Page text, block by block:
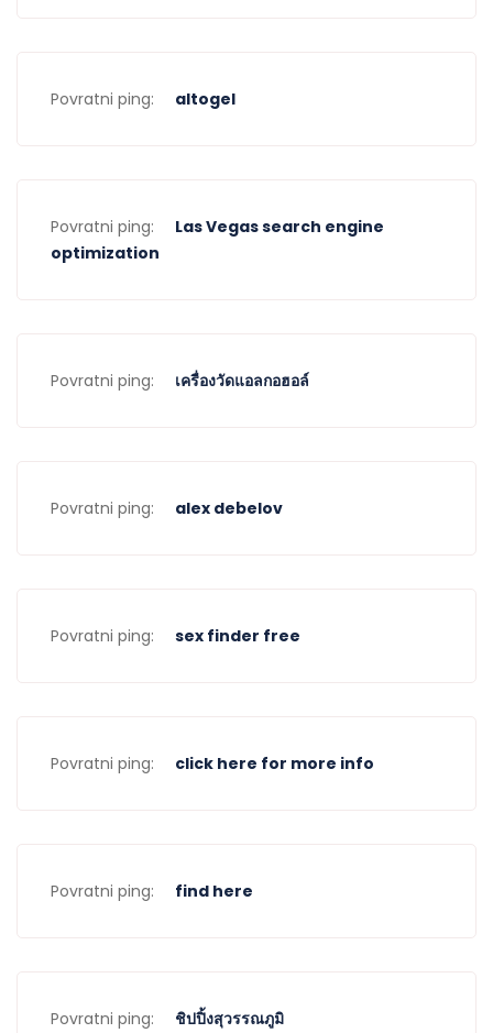
Povratni ping: altogel
Povratni ping:
Las Vegas search engine
optimization
Povratni ping: เครื่องวัดแอลกอฮอล์
Povratni ping: alex debelov
Povratni ping: sex finder free
Povratni ping: click here for more info
Povratni ping: find here
Povratni ping: ชิปปิ้งสุวรรณภูมิ